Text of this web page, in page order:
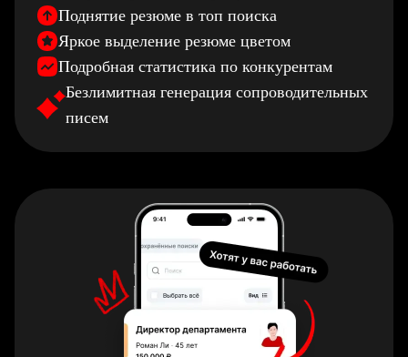
Поднятие резюме в топ поиска
Яркое выделение резюме цветом
Подробная статистика по конкурентам
Безлимитная генерация сопроводительных
писем